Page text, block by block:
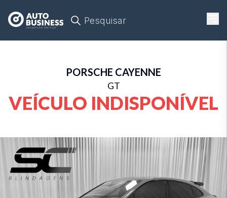
Pesquisar
PORSCHE CAYENNE
GT
VEÍCULO INDISPONÍVEL